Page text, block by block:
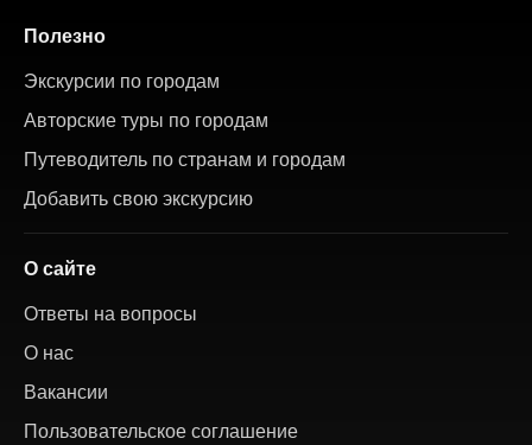
Полезно
Экскурсии по городам
Авторские туры по городам
Путеводитель по странам и городам
Добавить свою экскурсию
О сайте
Ответы на вопросы
О нас
Вакансии
Пользовательское соглашение